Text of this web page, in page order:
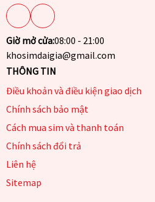
Giờ mở cửa:08:00 - 21:00
khosimdaigia@gmail.com
THÔNG TIN
Điều khoản và điều kiện giao dịch
Chính sách bảo mật
Cách mua sim và thanh toán
Chính sách đổi trả
Liên hệ
Sitemap